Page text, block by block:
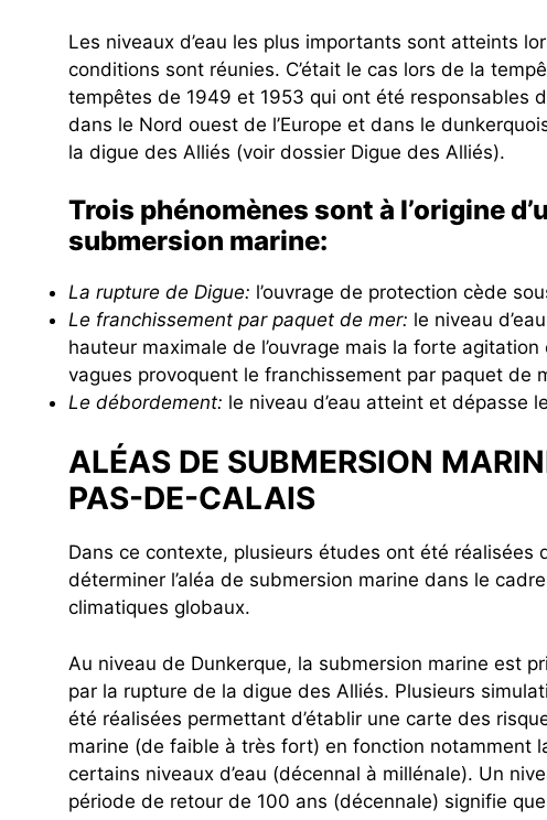
Les niveaux d’eau les plus importants sont atteints
conditions sont réunies. C’était le cas lors de la
tempêtes de 1949 et 1953 qui ont été responsables
dans le Nord ouest de l’Europe et dans le
la digue des Alliés (voir dossier Digue des Alliés).
Trois phénomènes sont à l’origine
submersion marine:
La rupture de Digue: l’ouvrage de protection cède
Le franchissement par paquet de mer: le niveau
hauteur maximale de l’ouvrage mais la forte
vagues provoquent le franchissement par paquet de
Le débordement: le niveau d’eau atteint et dépasse
ALÉAS DE SUBMERSION
PAS-DE-CALAIS
Dans ce contexte, plusieurs études ont été réalisées
déterminer l’aléa de submersion marine dans le
climatiques globaux.
Au niveau de Dunkerque, la submersion marine est
par la rupture de la digue des Alliés. Plusieurs
été réalisées permettant d’établir une carte des
marine (de faible à très fort) en fonction notamment
certains niveaux d’eau (décennal à millénale). Un
période de retour de 100 ans (décennale) signifie